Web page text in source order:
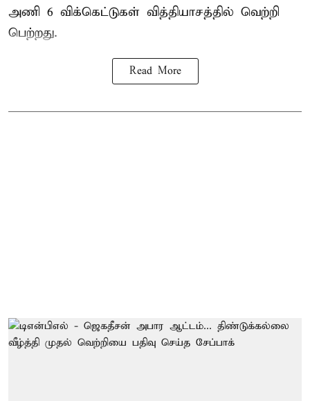
அணி 6 விக்கெட்டுகள் வித்தியாசத்தில் வெற்றி
பெற்றது.
Read More